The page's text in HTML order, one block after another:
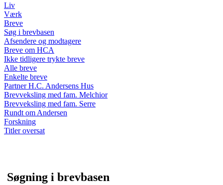
Liv
Værk
Breve
Søg i brevbasen
Afsendere og modtagere
Breve om HCA
Ikke tidligere trykte breve
Alle breve
Enkelte breve
Partner H.C. Andersens Hus
Brevveksling med fam. Melchior
Brevveksling med fam. Serre
Rundt om Andersen
Forskning
Titler oversat
Søgning i brevbasen